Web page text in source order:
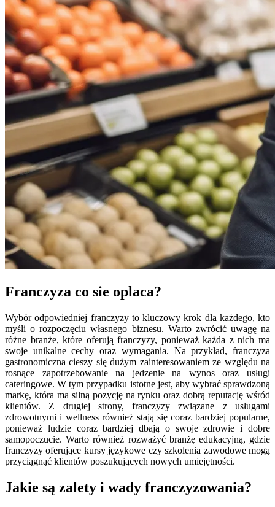
Franczyza co sie oplaca?
Wybór odpowiedniej franczyzy to kluczowy krok dla każdego, kto
myśli o rozpoczęciu własnego biznesu. Warto zwrócić uwagę na
różne branże, które oferują franczyzy, ponieważ każda z nich ma
swoje unikalne cechy oraz wymagania. Na przykład, franczyza
gastronomiczna cieszy się dużym zainteresowaniem ze względu na
rosnące zapotrzebowanie na jedzenie na wynos oraz usługi
cateringowe. W tym przypadku istotne jest, aby wybrać sprawdzoną
markę, która ma silną pozycję na rynku oraz dobrą reputację wśród
klientów. Z drugiej strony, franczyzy związane z usługami
zdrowotnymi i wellness również stają się coraz bardziej popularne,
ponieważ ludzie coraz bardziej dbają o swoje zdrowie i dobre
samopoczucie. Warto również rozważyć branżę edukacyjną, gdzie
franczyzy oferujące kursy językowe czy szkolenia zawodowe mogą
przyciągnąć klientów poszukujących nowych umiejętności.
Jakie są zalety i wady franczyzowania?